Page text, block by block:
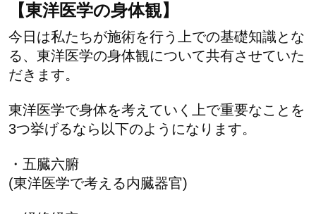
【東洋医学の身体観】
今日は私たちが施術を行う上での基礎知識とな
る、東洋医学の身体観について共有させていた
だきます。
東洋医学で身体を考えていく上で重要なことを
3つ挙げるなら以下のようになります。
・五臓六腑
(東洋医学で考える内臓器官)